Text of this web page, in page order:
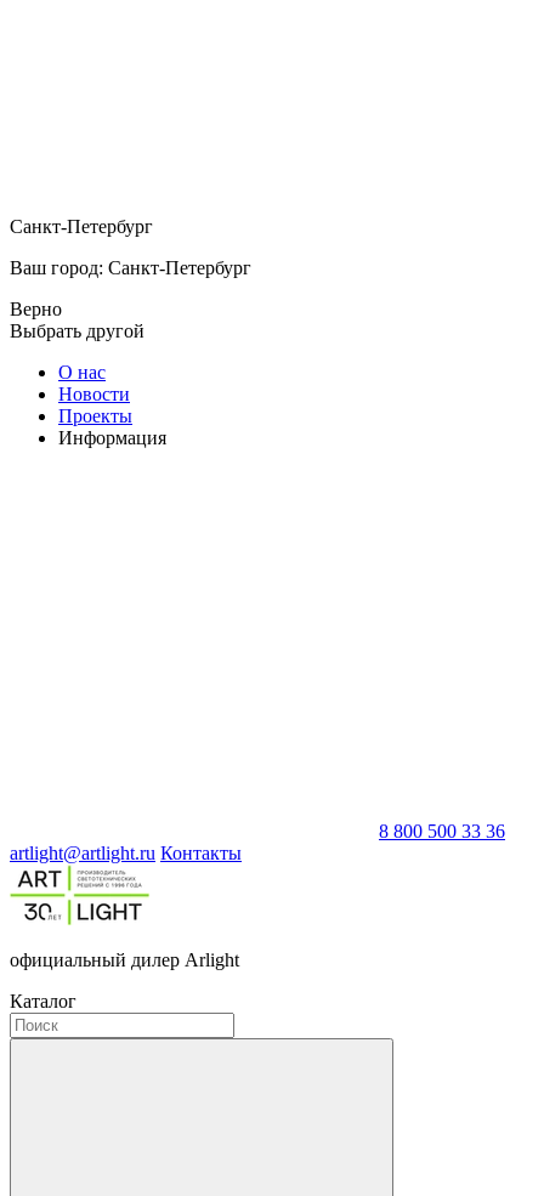
Санкт-Петербург
Ваш город: Санкт-Петербург
Верно
Выбрать другой
О нас
Новости
Проекты
Информация
8 800 500 33 36
artlight@artlight.ru Контакты
официальный дилер Arlight
Каталог